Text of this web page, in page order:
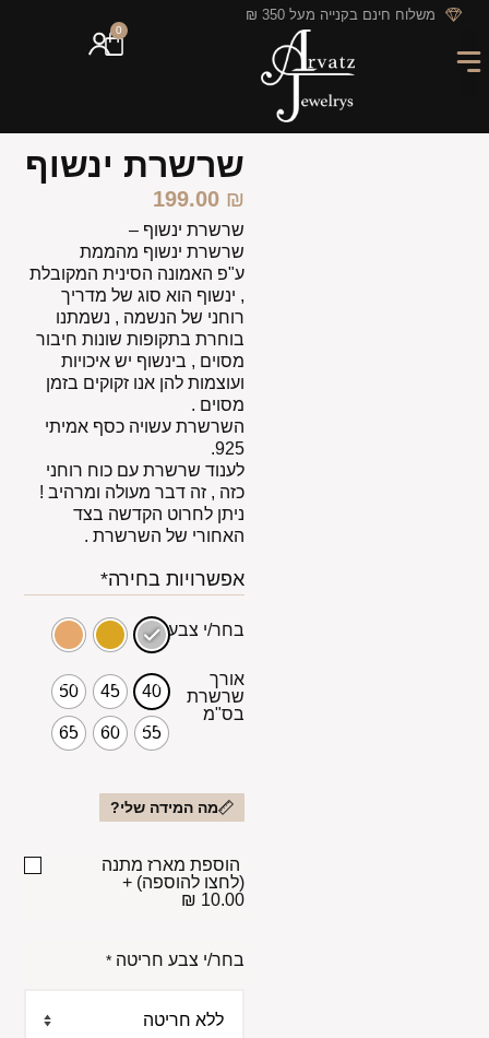
לתוכן משלוח חינם בקנייה מעל 350 ₪
0
שרשרת ינשוף
199.00 ₪
שרשרת ינשוף –
שרשרת ינשוף מהממת
ע"פ האמונה הסינית המקובלת
, ינשוף הוא סוג של מדריך
רוחני של הנשמה , נשמתנו
בוחרת בתקופות שונות חיבור
מסוים , בינשוף יש איכויות
ועוצמות להן אנו זקוקים בזמן
מסוים .
השרשרת עשויה כסף אמיתי
925.
לענוד שרשרת עם כוח רוחני
כזה , זה דבר מעולה ומרהיב !
ניתן לחרוט הקדשה בצד
האחורי של השרשרת .
אפשרויות בחירה*
בחר/י צבע
אורך
שרשרת
בס"מ
40
45
50
55
60
65
מה המידה שלי?
הוספת מארז מתנה
(לחצו להוספה) +
10.00 ₪
בחר/י צבע חריטה *